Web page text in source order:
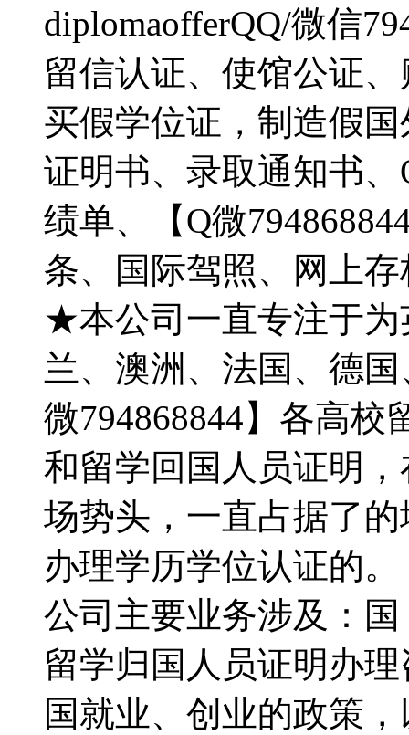
diplomaofferQQ/微信
留信认证、使馆公证
买假学位证，制造假
证明书、录取通知书
绩单、【Q微
条、国际驾照、网上
★本公司一直专注于为
兰、澳洲、法国、德
微794868844】各高
和留学回国人员证明
场势头，一直占据了
办理学历学位认证的。
公司主要业务涉及：
留学归国人员证明办
国就业、创业的政策